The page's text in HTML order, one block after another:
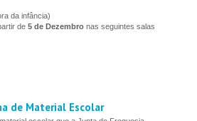
da infância)
de 5 de Dezembro nas seguintes salas
de Material Escolar